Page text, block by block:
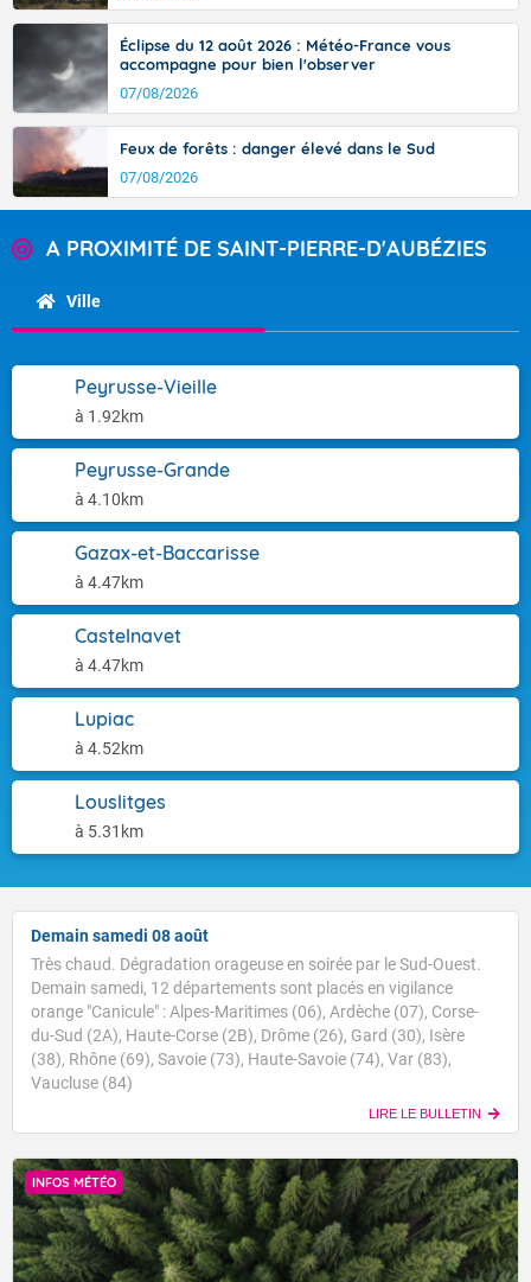
Éclipse du 12 août 2026 : Météo-France vous
accompagne pour bien l'observer
07/08/2026
Feux de forêts : danger élevé dans le Sud
07/08/2026
A PROXIMITÉ DE SAINT-PIERRE-D'AUBÉZIES
Ville
Peyrusse-Vieille
à 1.92km
Peyrusse-Grande
à 4.10km
Gazax-et-Baccarisse
à 4.47km
Castelnavet
à 4.47km
Lupiac
à 4.52km
Louslitges
à 5.31km
Demain samedi 08 août
Très chaud. Dégradation orageuse en soirée par le Sud-Ouest.
Demain samedi, 12 départements sont placés en vigilance
orange "Canicule" : Alpes-Maritimes (06), Ardèche (07), Corse-
du-Sud (2A), Haute-Corse (2B), Drôme (26), Gard (30), Isère
(38), Rhône (69), Savoie (73), Haute-Savoie (74), Var (83),
Vaucluse (84)
LIRE LE BULLETIN
INFOS MÉTÉO